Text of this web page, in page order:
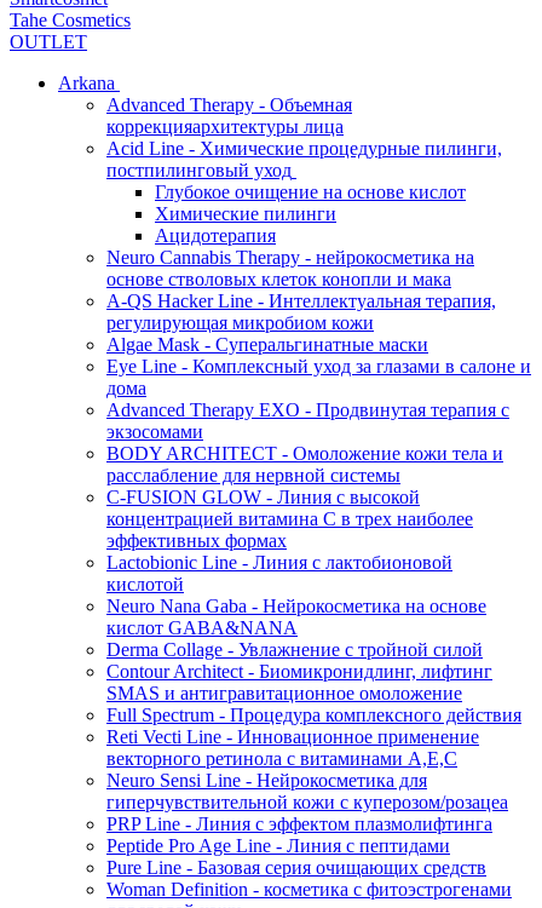
Tahe Cosmetics
OUTLET
Arkana
Advanced Therapy - Объемная
коррекцияархитектуры лица
Acid Line - Химические процедурные пилинги,
постпилинговый уход
Глубокое очищение на основе кислот
Химические пилинги
Ацидотерапия
Neuro Cannabis Therapy - нейрокосметика на
основе стволовых клеток конопли и мака
A-QS Hacker Line - Интеллектуальная терапия,
регулирующая микробиом кожи
Algae Mask - Суперальгинатные маски
Eye Line - Комплексный уход за глазами в салоне и
дома
Advanced Therapy EXO - Продвинутая терапия с
экзосомами
BODY ARCHITECT - Омоложение кожи тела и
расслабление для нервной системы
C-FUSION GLOW - Линия с высокой
концентрацией витамина C в трех наиболее
эффективных формах
Lactobionic Line - Линия с лактобионовой
кислотой
Neuro Nana Gaba - Нейрокосметика на основе
кислот GABA&NANA
Derma Collage - Увлажнение с тройной силой
Contour Architect - Биомикронидлинг, лифтинг
SMAS и антигравитационное омоложение
Full Spectrum - Процедура комплексного действия
Reti Vecti Line - Инновационное применение
векторного ретинола с витаминами A,Е,С
Neuro Sensi Line - Нейрокосметика для
гиперчувствительной кожи с куперозом/розацеа
PRP Line - Линия с эффектом плазмолифтинга
Peptide Pro Age Line - Линия с пептидами
Pure Line - Базовая серия очищающих средств
Woman Definition - косметика с фитоэстрогенами